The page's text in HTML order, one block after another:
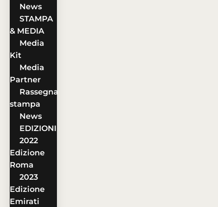
News
STAMPA
& MEDIA
Media
Kit
Media
Partner
Rassegna
stampa
News
EDIZIONI
2022
Edizione
Roma
2023
Edizione
Emirati